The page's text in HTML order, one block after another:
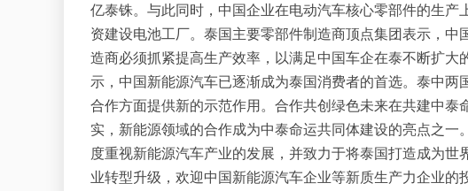
亿泰铢。与此同时，中国企业在电动汽车核心零部件的生
资建设电池工厂。泰国主要零部件制造商顶点集团表示，
造商必须抓紧提高生产效率，以满足中国车企在泰不断扩
示，中国新能源汽车已逐渐成为泰国消费者的首选。泰中
合作方面提供新的示范作用。合作共创绿色未来在共建中
实，新能源领域的合作成为中泰命运共同体建设的亮点之
度重视新能源汽车产业的发展，并致力于将泰国打造成为
业转型升级，欢迎中国新能源汽车企业等新质生产力企业